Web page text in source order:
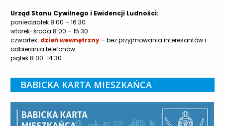
Urząd Stanu Cywilnego i Ewidencji Ludności:
poniedziałek 8:00 – 16:30
wtorek-środa 8:00 – 15:30
czwartek: dzień wewnętrzny– bez przyjmowania interesantów i
odbierania telefonów
piątek 8:00-14:30
BABICKA KARTA MIESZKAŃCA